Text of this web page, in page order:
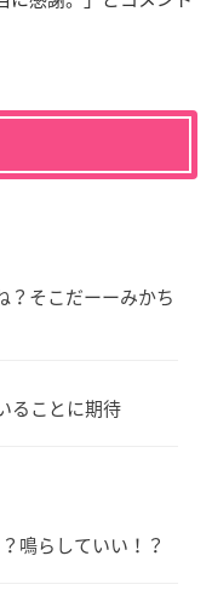
？そこだーーみかち
ることに期待
鳴らしていい！？